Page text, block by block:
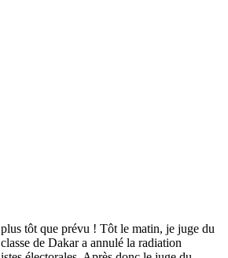
tôt que prévu ! Tôt le matin, je juge du
de Dakar a annulé la radiation